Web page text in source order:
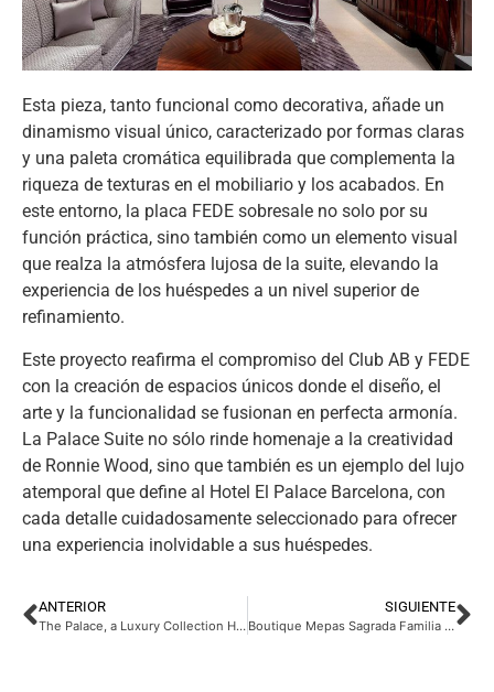
Esta pieza, tanto funcional como decorativa, añade un
dinamismo visual único, caracterizado por formas claras
y una paleta cromática equilibrada que complementa la
riqueza de texturas en el mobiliario y los acabados. En
este entorno, la placa FEDE sobresale no solo por su
función práctica, sino también como un elemento visual
que realza la atmósfera lujosa de la suite, elevando la
experiencia de los huéspedes a un nivel superior de
refinamiento.
Este proyecto reafirma el compromiso del Club AB y FEDE
con la creación de espacios únicos donde el diseño, el
arte y la funcionalidad se fusionan en perfecta armonía.
La Palace Suite no sólo rinde homenaje a la creatividad
de Ronnie Wood, sino que también es un ejemplo del lujo
atemporal que define al Hotel El Palace Barcelona, con
cada detalle cuidadosamente seleccionado para ofrecer
una experiencia inolvidable a sus huéspedes.
ANTERIOR
The Palace, a Luxury Collection Hotel, Madrid
SIGUIENTE
Boutique Mepas Sagrada Familia Barcelona